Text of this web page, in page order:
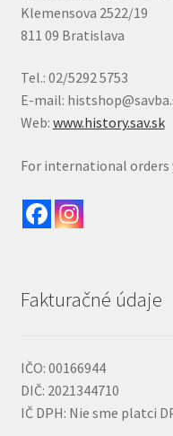
Klemensova 2522/19
811 09 Bratislava
Tel.: 02/5292 5753
E-mail:
Web: www.history.sav.sk
For international orders
Fakturačné údaje
IČO: 00166944
DIČ: 2021344710
IČ DPH: Nie sme platci